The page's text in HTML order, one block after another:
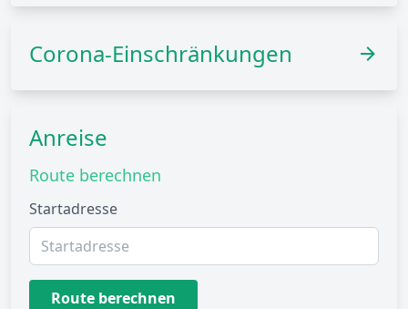
Corona-Einschränkungen
Anreise
Route berechnen
Startadresse
Route berechnen